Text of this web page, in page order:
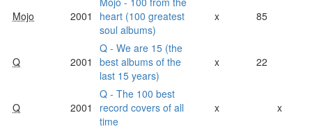
Mojo 2001
heart (100 greatest
soul albums)
x 85
Q 2001
Q - We are 15 (the
best albums of the
last 15 years)
x 22
Q 2001
Q - The 100 best
record covers of all
time
x x